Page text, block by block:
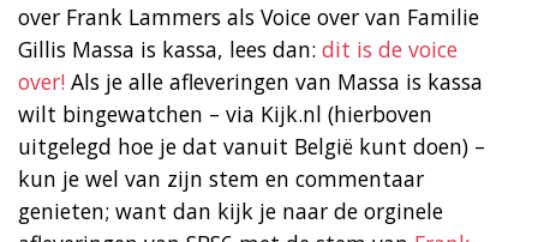
over Frank Lammers als Voice over van Familie
Gillis Massa is kassa, lees dan: dit is de voice
over! Als je alle afleveringen van Massa is kassa
wilt bingewatchen – via Kijk.nl (hierboven
uitgelegd hoe je dat vanuit België kunt doen) –
kun je wel van zijn stem en commentaar
genieten; want dan kijk je naar de orginele